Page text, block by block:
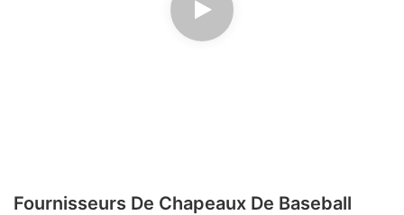
Fournisseurs De Chapeaux De Baseball